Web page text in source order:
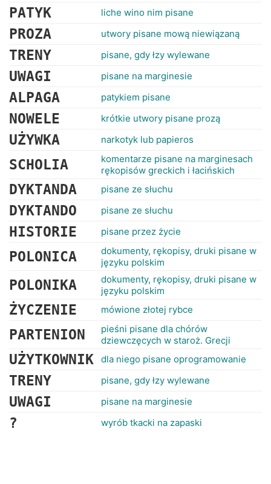
PATYK liche wino nim pisane
PROZA utwory pisane mową niewiązaną
TRENY pisane, gdy łzy wylewane
UWAGI pisane na marginesie
ALPAGA patykiem pisane
NOWELE krótkie utwory pisane prozą
UŻYWKA narkotyk lub papieros
SCHOLIA
komentarze pisane na marginesach
rękopisów greckich i łacińskich
DYKTANDA pisane ze słuchu
DYKTANDO pisane ze słuchu
HISTORIE pisane przez życie
POLONICA
dokumenty, rękopisy, druki pisane w
języku polskim
POLONIKA
dokumenty, rękopisy, druki pisane w
języku polskim
ŻYCZENIE mówione złotej rybce
PARTENION
pieśni pisane dla chórów
dziewczęcych w staroż. Grecji
UŻYTKOWNIK dla niego pisane oprogramowanie
TRENY pisane, gdy łzy wylewane
UWAGI pisane na marginesie
? wyrób tkacki na zapaski